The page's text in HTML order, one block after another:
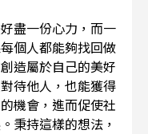
盡一份心力，而一
個人都能夠找回做
造屬於自己的美好
待他人，也能獲得
機會，進而促使社
秉持這樣的想法，